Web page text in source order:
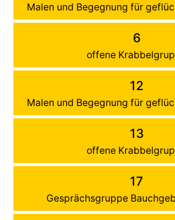
Malen und Begegnung für
6
offene
12
Malen und Begegnung für
13
offene
17
Gesprächsgruppe